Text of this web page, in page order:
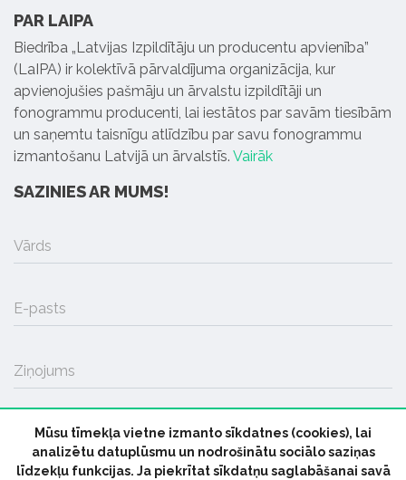
PAR LAIPA
Biedrība „Latvijas Izpildītāju un producentu apvienība”
(LaIPA) ir kolektīvā pārvaldījuma organizācija, kur
apvienojušies pašmāju un ārvalstu izpildītāji un
fonogrammu producenti, lai iestātos par savām tiesībām
un saņemtu taisnīgu atlīdzību par savu fonogrammu
izmantošanu Latvijā un ārvalstīs. Vairāk
SAZINIES AR MUMS!
Vārds
E-pasts
Ziņojums
SŪTĪT
Mūsu tīmekļa vietne izmanto sīkdatnes (cookies), lai
analizētu datuplūsmu un nodrošinātu sociālo saziņas
līdzekļu funkcijas. Ja piekrītat sīkdatņu saglabāšanai savā